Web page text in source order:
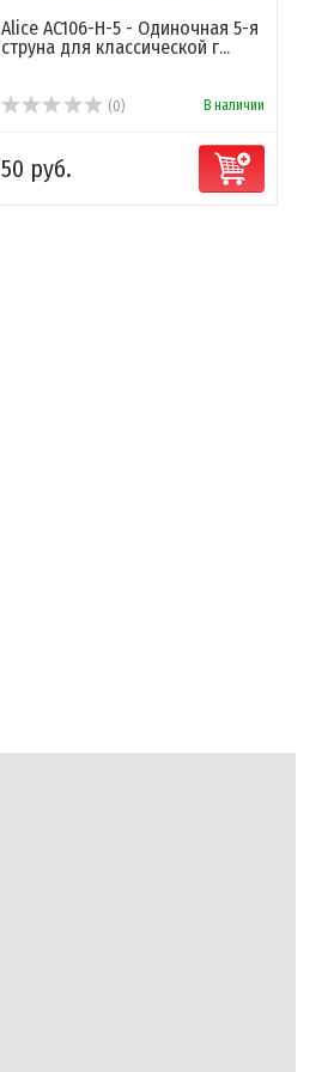
Alice AC106-H-5 - Одиночная 5-я
струна для классической г...
(0) В наличии
50 руб.